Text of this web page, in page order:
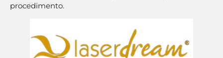
procedimento.